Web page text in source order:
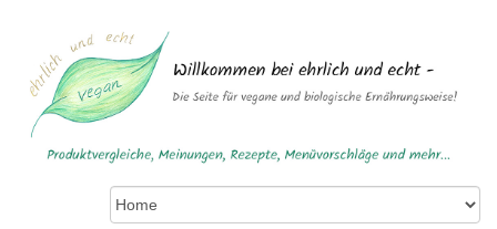
content